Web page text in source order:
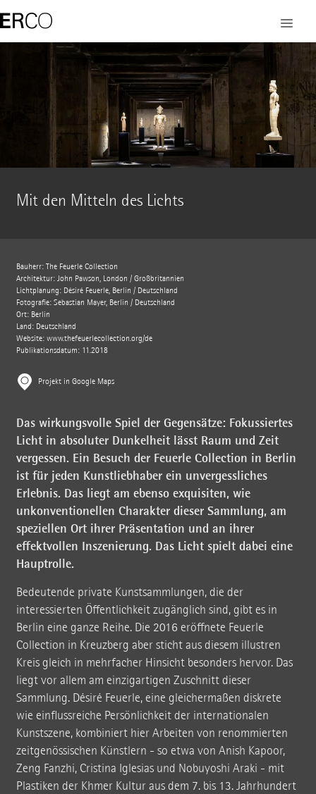
Mit den Mitteln des Lichts
Bauherr: The Feuerle Collection
Architektur: John Pawson, London / Großbritannien
Lichtplanung: Désiré Feuerle, Berlin / Deutschland
Fotografie: Sebastian Mayer, Berlin / Deutschland
Ort: Berlin
Land: Deutschland
Website: www.thefeuerlecollection.org/de
Publikationsdatum: 11.2018
Projekt in Google Maps
Das wirkungsvolle Spiel der Gegensätze: Fokussiertes
Licht in absoluter Dunkelheit lässt Raum und Zeit
vergessen. Ein Besuch der Feuerle Collection in Berlin
ist für jeden Kunstliebhaber ein unvergessliches
Erlebnis. Das liegt am ebenso exquisiten, wie
unkonventionellen Charakter dieser Sammlung, am
speziellen Ort ihrer Präsentation und an ihrer
effektvollen Inszenierung. Das Licht spielt dabei eine
Hauptrolle.
Bedeutende private Kunstsammlungen, die der
interessierten Öffentlichkeit zugänglich sind, gibt es in
Berlin eine ganze Reihe. Die 2016 eröffnete Feuerle
Collection in Kreuzberg aber sticht aus diesem illustren
Kreis gleich in mehrfacher Hinsicht besonders hervor. Das
liegt vor allem am einzigartigen Zuschnitt dieser
Sammlung. Désiré Feuerle, eine gleichermaßen diskrete
wie einflussreiche Persönlichkeit der internationalen
Kunstszene, kombiniert hier Arbeiten von renommierten
zeitgenössischen Künstlern - so etwa von Anish Kapoor,
Zeng Fanzhi, Cristina Iglesias und Nobuyoshi Araki - mit
Plastiken der Khmer Kultur aus dem 7. bis 13. Jahrhundert